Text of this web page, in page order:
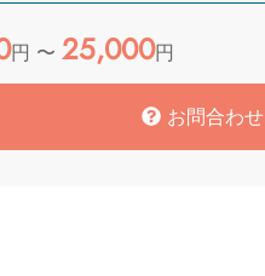
円 〜 25,000円
お問合わせ